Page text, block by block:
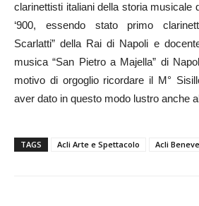
clarinettisti italiani della storia musicale
‘900, essendo stato primo
Scarlatti” della Rai di Napoli e
musica “San Pietro a Majella” di
motivo di orgoglio ricordare il M°
aver dato in questo modo lustro anche
TAGS Acli Arte e Spettacolo Acli